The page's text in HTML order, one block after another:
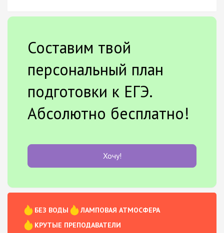
Составим твой
персональный план
подготовки к ЕГЭ.
Абсолютно бесплатно!
Хочу!
БЕЗ ВОДЫ
ЛАМПОВАЯ АТМОСФЕРА
КРУТЫЕ ПРЕПОДАВАТЕЛИ